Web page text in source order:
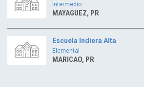
Intermedio
MAYAGUEZ, PR
Escuela Indiera Alta
Elemental
MARICAO, PR